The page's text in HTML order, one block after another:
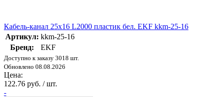
Кабель-канал 25х16 L2000 пластик бел. EKF kkm-25-16
Артикул: kkm-25-16
Бренд:
EKF
Доступно к заказу 3018 шт.
Обновлено 08.08.2026
Цена:
122.76 руб. / шт.
-